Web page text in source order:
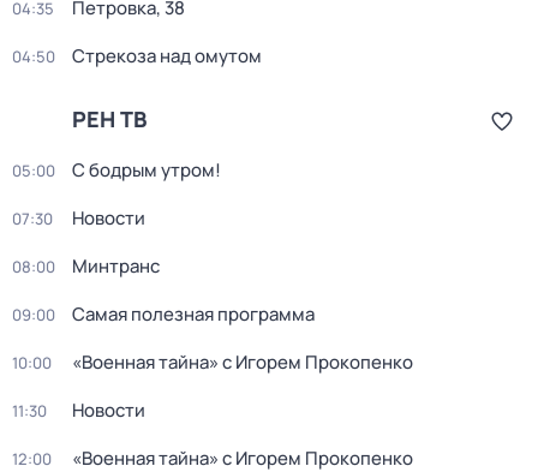
04:35 Петровка, 38
04:50 Стрекоза над омутом
РЕН ТВ
05:00 С бодрым утром!
07:30 Новости
08:00 Минтранс
09:00 Самая полезная программа
10:00 «Военная тайна» с Игорем Прокопенко
11:30 Новости
12:00 «Военная тайна» с Игорем Прокопенко